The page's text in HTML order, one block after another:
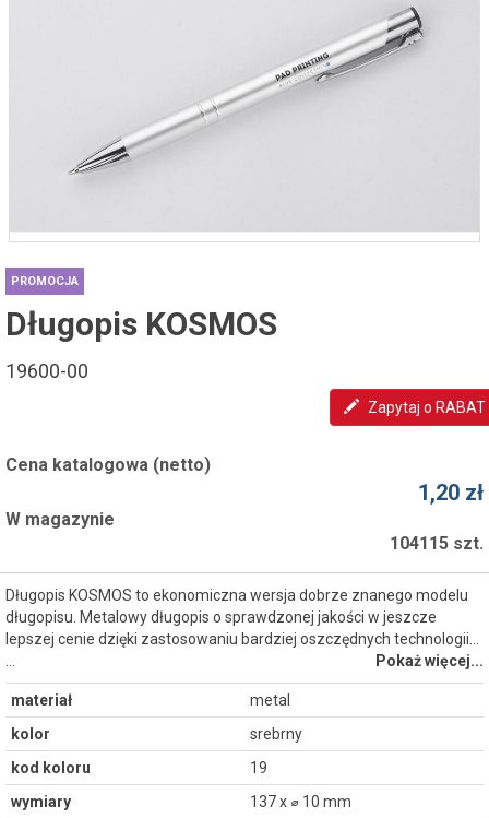
PROMOCJA
Długopis KOSMOS
19600-00
Zapytaj o RABAT
Cena katalogowa (netto)
1,20 zł
W magazynie
104115 szt.
Długopis KOSMOS to ekonomiczna wersja dobrze znanego modelu
długopisu. Metalowy długopis o sprawdzonej jakości w jeszcze
lepszej cenie dzięki zastosowaniu bardziej oszczędnych technologii...
Pokaż więcej...
materiał
metal
kolor
srebrny
kod koloru
19
wymiary
137 x ⌀ 10 mm